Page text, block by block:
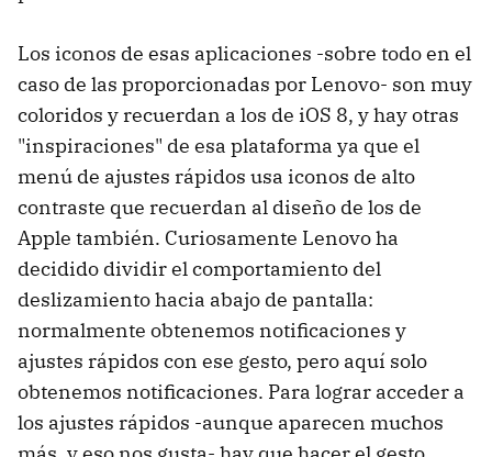
Los iconos de esas aplicaciones -sobre todo en el
caso de las proporcionadas por Lenovo- son muy
coloridos y recuerdan a los de iOS 8, y hay otras
"inspiraciones" de esa plataforma ya que el
menú de ajustes rápidos usa iconos de alto
contraste que recuerdan al diseño de los de
Apple también. Curiosamente Lenovo ha
decidido dividir el comportamiento del
deslizamiento hacia abajo de pantalla:
normalmente obtenemos notificaciones y
ajustes rápidos con ese gesto, pero aquí solo
obtenemos notificaciones. Para lograr acceder a
los ajustes rápidos -aunque aparecen muchos